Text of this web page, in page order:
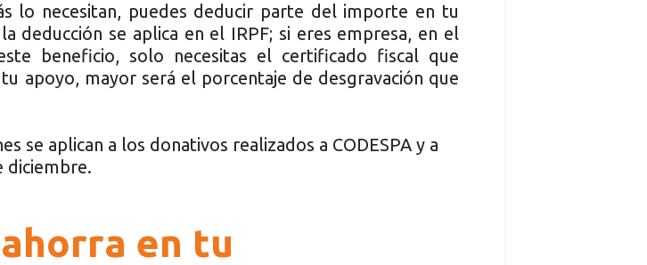
lo necesitan, puedes deducir parte del importe en tu
deducción se aplica en el IRPF; si eres empresa, en el
beneficio, solo necesitas el certificado fiscal que
apoyo, mayor será el porcentaje de desgravación que
se aplican a los donativos realizados a CODESPA y a
diciembre.
ahorra en tu